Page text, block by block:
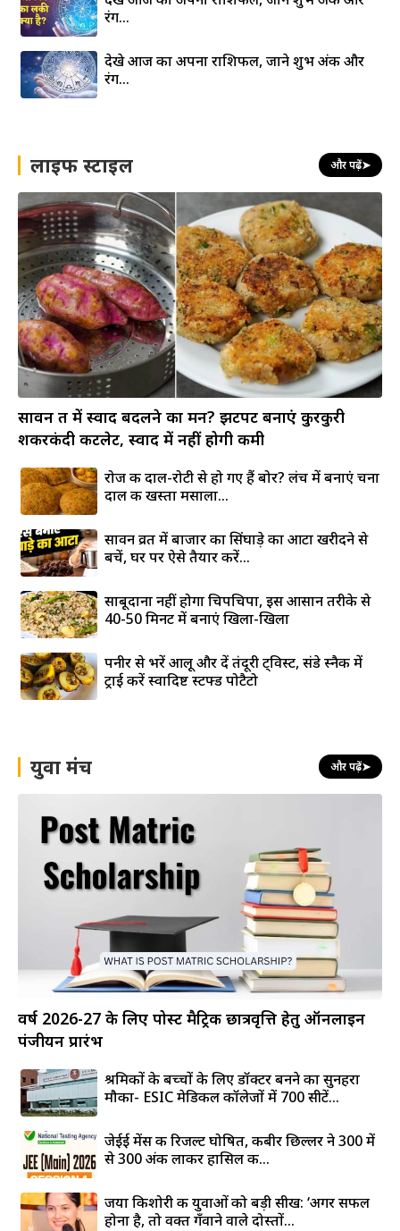
रंग…
देखे आज का अपना राशिफल, जाने शुभ अंक और
रंग…
लाइफ स्टाइल और पढ़ें➤
सावन व्रत में स्वाद बदलने का मन? झटपट बनाएं कुरकुरी
शकरकंदी कटलेट, स्वाद में नहीं होगी कमी
रोज की दाल-रोटी से हो गए हैं बोर? लंच में बनाएं चना
दाल की खस्ता मसाला...
सावन व्रत में बाजार का सिंघाड़े का आटा खरीदने से
बचें, घर पर ऐसे तैयार करें...
साबूदाना नहीं होगा चिपचिपा, इस आसान तरीके से
40-50 मिनट में बनाएं खिला-खिला
पनीर से भरें आलू और दें तंदूरी ट्विस्ट, संडे स्नैक में
ट्राई करें स्वादिष्ट स्टफ्ड पोटैटो
युवा मंच और पढ़ें➤
वर्ष 2026-27 के लिए पोस्ट मैट्रिक छात्रवृत्ति हेतु ऑनलाइन
पंजीयन प्रारंभ
श्रमिकों के बच्चों के लिए डॉक्टर बनने का सुनहरा
मौका- ESIC मेडिकल कॉलेजों में 700 सीटें...
जेईई मेंस की रिजल्ट घोषित, कबीर छिल्लर ने 300 में
से 300 अंक लाकर हासिल की...
जया किशोरी की युवाओं को बड़ी सीख: ‘अगर सफल
होना है, तो वक्त गँवाने वाले दोस्तों...